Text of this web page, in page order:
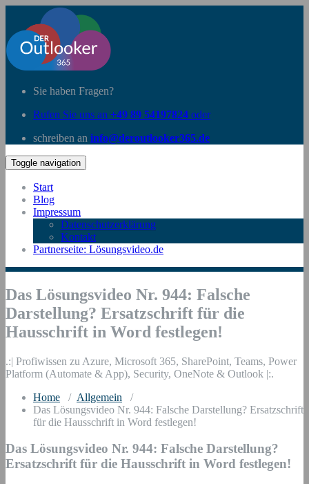
Sie haben Fragen?
Rufen Sie uns an +49 89 54197824 oder
schreiben an info@deroutlooker365.de
Toggle navigation
Start
Blog
Impressum
Datenschutzerklärung
Kontakt
Partnerseite: Lösungsvideo.de
Das Lösungsvideo Nr. 944: Falsche
Darstellung? Ersatzschrift für die
Hausschrift in Word festlegen!
.:| Profiwissen zu Azure, Microsoft 365, SharePoint, Teams, Power
Platform (Automate & App), Security, OneNote & Outlook |:.
Home / Allgemein /
Das Lösungsvideo Nr. 944: Falsche Darstellung? Ersatzschrift
für die Hausschrift in Word festlegen!
Das Lösungsvideo Nr. 944: Falsche Darstellung?
Ersatzschrift für die Hausschrift in Word festlegen!